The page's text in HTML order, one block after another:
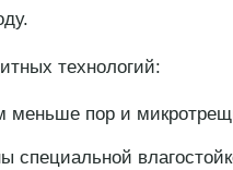
технологий:
меньше пор и
специальной